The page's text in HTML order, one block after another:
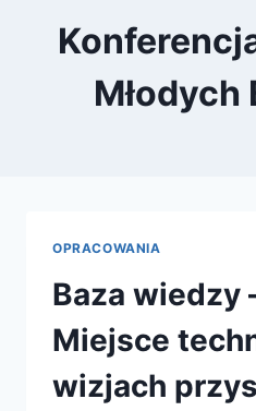
Młodych
OPRACOWANIA
Baza wiedzy
Miejsce
wizjach